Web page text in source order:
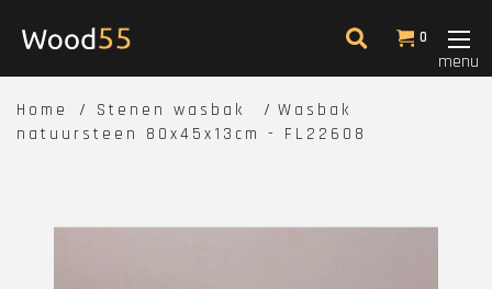
0
menu
Home Stenen wasbak
Wasbak
natuursteen 80x45x13cm - FL22608